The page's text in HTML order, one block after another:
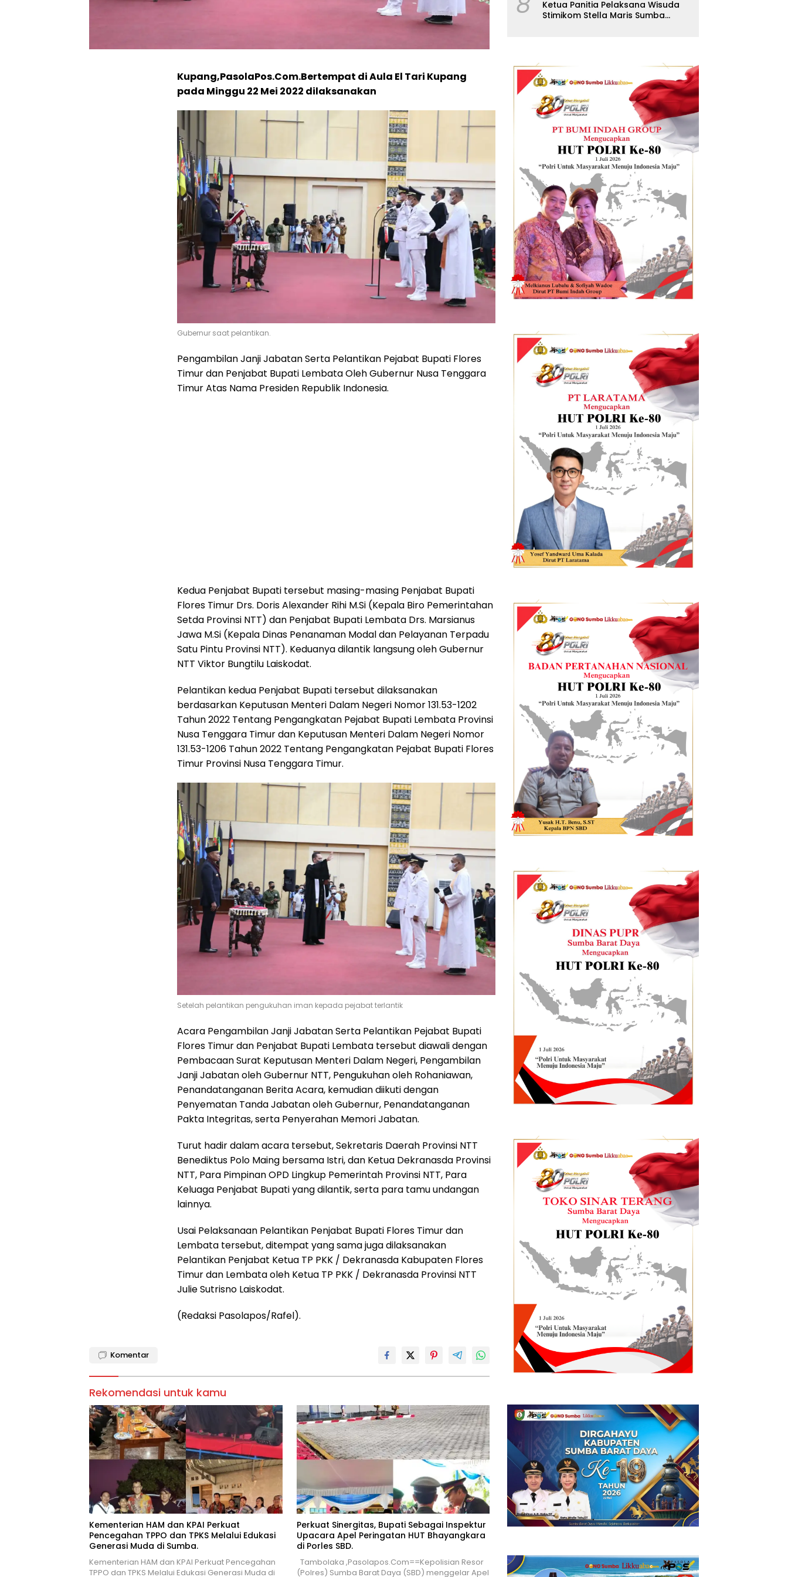
Kupang,PasolaPos.Com.Bertempat di Aula El Tari Kupang
pada Minggu 22 Mei 2022 dilaksanakan
Gubernur saat pelantikan.
Pengambilan Janji Jabatan Serta Pelantikan Pejabat Bupati Flores
Timur dan Penjabat Bupati Lembata Oleh Gubernur Nusa Tenggara
Timur Atas Nama Presiden Republik Indonesia.
Kedua Penjabat Bupati tersebut masing-masing Penjabat Bupati
Flores Timur Drs. Doris Alexander Rihi M.Si (Kepala Biro Pemerintahan
Setda Provinsi NTT) dan Penjabat Bupati Lembata Drs. Marsianus
Jawa M.Si (Kepala Dinas Penanaman Modal dan Pelayanan Terpadu
Satu Pintu Provinsi NTT). Keduanya dilantik langsung oleh Gubernur
NTT Viktor Bungtilu Laiskodat.
Pelantikan kedua Penjabat Bupati tersebut dilaksanakan
berdasarkan Keputusan Menteri Dalam Negeri Nomor 131.53-1202
Tahun 2022 Tentang Pengangkatan Pejabat Bupati Lembata Provinsi
Nusa Tenggara Timur dan Keputusan Menteri Dalam Negeri Nomor
131.53-1206 Tahun 2022 Tentang Pengangkatan Pejabat Bupati Flores
Timur Provinsi Nusa Tenggara Timur.
Setelah pelantikan pengukuhan iman kepada pejabat terlantik
Acara Pengambilan Janji Jabatan Serta Pelantikan Pejabat Bupati
Flores Timur dan Penjabat Bupati Lembata tersebut diawali dengan
Pembacaan Surat Keputusan Menteri Dalam Negeri, Pengambilan
Janji Jabatan oleh Gubernur NTT, Pengukuhan oleh Rohaniawan,
Penandatanganan Berita Acara, kemudian diikuti dengan
Penyematan Tanda Jabatan oleh Gubernur, Penandatanganan
Pakta Integritas, serta Penyerahan Memori Jabatan.
Turut hadir dalam acara tersebut, Sekretaris Daerah Provinsi NTT
Benediktus Polo Maing bersama Istri, dan Ketua Dekranasda Provinsi
NTT, Para Pimpinan OPD Lingkup Pemerintah Provinsi NTT, Para
Keluaga Penjabat Bupati yang dilantik, serta para tamu undangan
lainnya.
Usai Pelaksanaan Pelantikan Penjabat Bupati Flores Timur dan
Lembata tersebut, ditempat yang sama juga dilaksanakan
Pelantikan Penjabat Ketua TP PKK / Dekranasda Kabupaten Flores
Timur dan Lembata oleh Ketua TP PKK / Dekranasda Provinsi NTT
Julie Sutrisno Laiskodat.
(Redaksi Pasolapos/Rafel).
Komentar
Rekomendasi untuk kamu
Kementerian HAM dan KPAI Perkuat
Pencegahan TPPO dan TPKS Melalui Edukasi
Generasi Muda di Sumba.
Kementerian HAM dan KPAI Perkuat Pencegahan
TPPO dan TPKS Melalui Edukasi Generasi Muda di
Perkuat Sinergitas, Bupati Sebagai Inspektur
Upacara Apel Peringatan HUT Bhayangkara
di Porles SBD.
Tambolaka ,Pasolapos.Com==Kepolisian Resor
(Polres) Sumba Barat Daya (SBD) menggelar Apel
Ketua Panitia Pelaksana Wisuda
Stimikom Stella Maris Sumba